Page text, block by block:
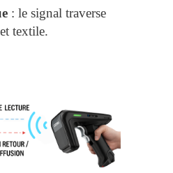
: le signal traverse
textile.